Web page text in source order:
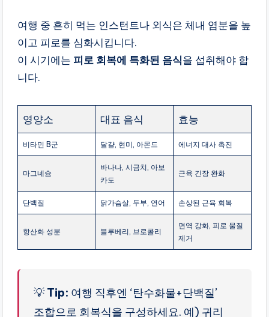
여행 중 흔히 먹는 인스턴트나 외식은 체내 염분을 높
이고 피로를 심화시킵니다.
이 시기에는 피로 회복에 특화된 음식을 섭취해야 합
니다.
영양소 대표 음식 효능
비타민 B군 달걀, 현미, 아몬드 에너지 대사 촉진
마그네슘
바나나, 시금치, 아보
카도
근육 긴장 완화
단백질 닭가슴살, 두부, 연어 손상된 근육 회복
항산화 성분 블루베리, 브로콜리
면역 강화, 피로 물질
제거
💡Tip: 여행 직후엔 ‘탄수화물+단백질’
조합으로 회복식을 구성하세요. 예) 귀리